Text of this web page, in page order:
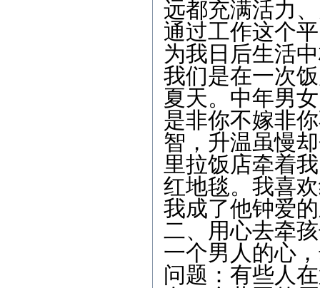
远都充满活力
通过工作这个
为我日后生活
我们是在一次
夏天。中年男
是非你不嫁非
智，升温虽慢
里拉饭店牵着
红地毯。我喜
我成了他钟爱
二、用心去牵
一个男人的心
问题：有些人